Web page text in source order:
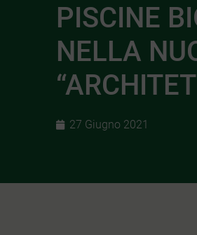
PISCINE
NELLA
27 Giugno 2021